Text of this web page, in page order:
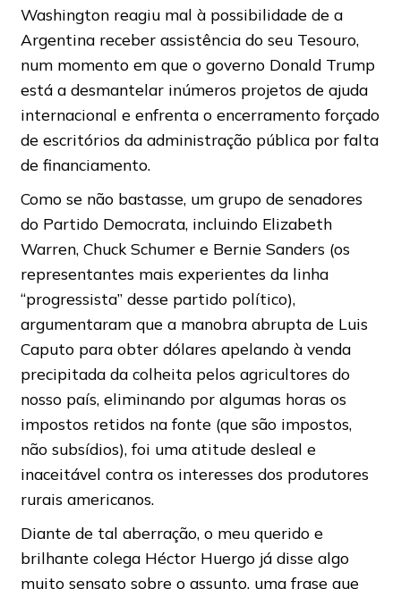
Washington reagiu mal à possibilidade de a
Argentina receber assistência do seu Tesouro,
num momento em que o governo Donald Trump
está a desmantelar inúmeros projetos de ajuda
internacional e enfrenta o encerramento forçado
de escritórios da administração pública por falta
de financiamento.
Como se não bastasse, um grupo de senadores
do Partido Democrata, incluindo Elizabeth
Warren, Chuck Schumer e Bernie Sanders (os
representantes mais experientes da linha
“progressista” desse partido político),
argumentaram que a manobra abrupta de Luis
Caputo para obter dólares apelando à venda
precipitada da colheita pelos agricultores do
nosso país, eliminando por algumas horas os
impostos retidos na fonte (que são impostos,
não subsídios), foi uma atitude desleal e
inaceitável contra os interesses dos produtores
rurais americanos.
Diante de tal aberração, o meu querido e
brilhante colega Héctor Huergo já disse algo
muito sensato sobre o assunto, uma frase que